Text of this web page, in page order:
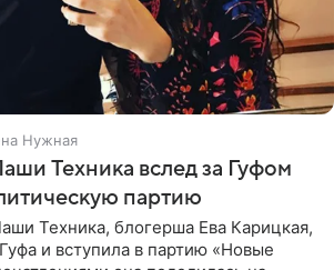
Нужная
Техника вслед за Гуфом
партию
Техника, блогерша Ева Карицкая,
и вступила в партию «Новые